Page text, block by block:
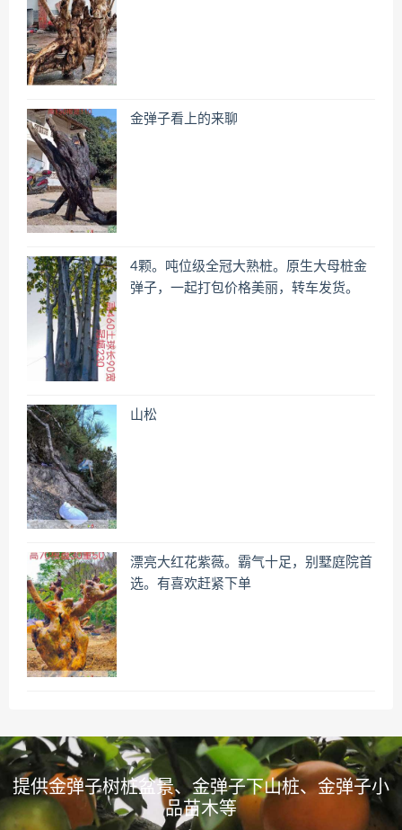
金弹子看上的来聊
4颗。吨位级全冠大熟桩。原生大母桩金
弹子，一起打包价格美丽，转车发货。
山松
漂亮大红花紫薇。霸气十足，别墅庭院首
选。有喜欢赶紧下单
提供金弹子树桩盆景、金弹子下山桩、金弹子小
品苗木等